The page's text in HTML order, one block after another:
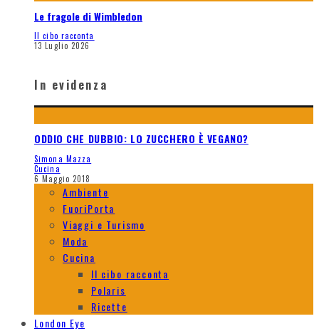
Le fragole di Wimbledon
Il cibo racconta
13 Luglio 2026
In evidenza
ODDIO CHE DUBBIO: LO ZUCCHERO È VEGANO?
Simona Mazza
Cucina
6 Maggio 2018
Ambiente
FuoriPorta
Viaggi e Turismo
Moda
Cucina
Il cibo racconta
Polaris
Ricette
London Eye